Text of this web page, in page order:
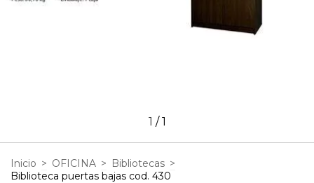
1 /1
Inicio > OFICINA > Bibliotecas >
Biblioteca puertas bajas cod. 430